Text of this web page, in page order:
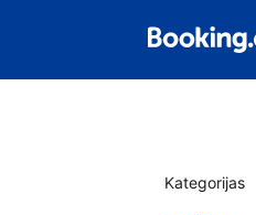
Kategorijas